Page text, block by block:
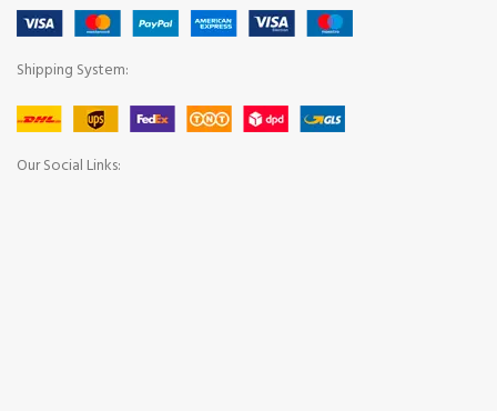
Shipping System:
Our Social Links: